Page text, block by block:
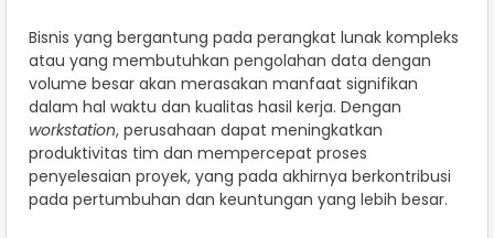
Bisnis yang bergantung pada perangkat lunak kompleks
atau yang membutuhkan pengolahan data dengan
volume besar akan merasakan manfaat signifikan
dalam hal waktu dan kualitas hasil kerja. Dengan
workstation, perusahaan dapat meningkatkan
produktivitas tim dan mempercepat proses
penyelesaian proyek, yang pada akhirnya berkontribusi
pada pertumbuhan dan keuntungan yang lebih besar.